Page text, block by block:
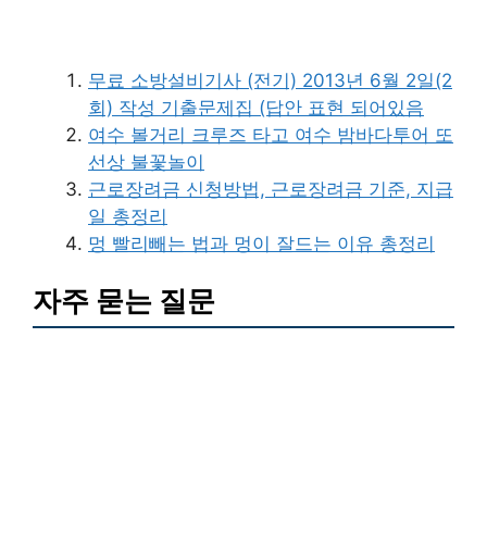
무료 소방설비기사 (전기) 2013년 6월 2일(2
회) 작성 기출문제집 (답안 표현 되어있음
여수 볼거리 크루즈 타고 여수 밤바다투어 또
선상 불꽃놀이
근로장려금 신청방법, 근로장려금 기준, 지급
일 총정리
멍 빨리빼는 법과 멍이 잘드는 이유 총정리
자주 묻는 질문